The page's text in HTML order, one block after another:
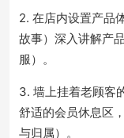
2. 在店内设置产品
故事）深入讲解产
服）。
3. 墙上挂着老顾客
舒适的会员休息区
与归属）。